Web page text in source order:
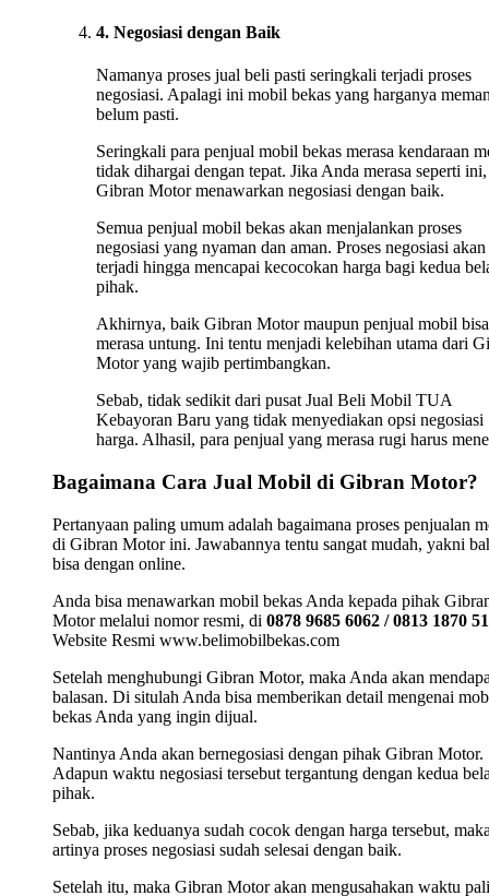
4. Negosiasi dengan Baik
Namanya proses jual beli pasti seringkali terjadi proses
negosiasi. Apalagi ini mobil bekas yang harganya
belum pasti.
Seringkali para penjual mobil bekas merasa kendaraan
tidak dihargai dengan tepat. Jika Anda merasa seperti ini,
Gibran Motor menawarkan negosiasi dengan baik.
Semua penjual mobil bekas akan menjalankan proses
negosiasi yang nyaman dan aman. Proses negosiasi akan
terjadi hingga mencapai kecocokan harga bagi kedua
pihak.
Akhirnya, baik Gibran Motor maupun penjual mobil bisa
merasa untung. Ini tentu menjadi kelebihan utama dari
Motor yang wajib pertimbangkan.
Sebab, tidak sedikit dari pusat Jual Beli Mobil TUA
Kebayoran Baru yang tidak menyediakan opsi negosiasi
harga. Alhasil, para penjual yang merasa rugi harus
Bagaimana Cara Jual Mobil di Gibran Motor?
Pertanyaan paling umum adalah bagaimana proses penjualan
di Gibran Motor ini. Jawabannya tentu sangat mudah, yakni
bisa dengan online.
Anda bisa menawarkan mobil bekas Anda kepada pihak
Motor melalui nomor resmi, di 0878 9685 6062 / 0813 1870
Website Resmi www.belimobilbekas.com
Setelah menghubungi Gibran Motor, maka Anda akan
balasan. Di situlah Anda bisa memberikan detail mengenai
bekas Anda yang ingin dijual.
Nantinya Anda akan bernegosiasi dengan pihak Gibran Motor.
Adapun waktu negosiasi tersebut tergantung dengan kedua
pihak.
Sebab, jika keduanya sudah cocok dengan harga tersebut,
artinya proses negosiasi sudah selesai dengan baik.
Setelah itu, maka Gibran Motor akan mengusahakan waktu